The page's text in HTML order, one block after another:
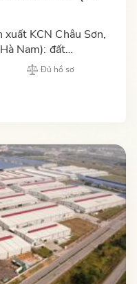
KCN Châu Sơn,
Nam): đất
2024–2025, sổ
Đủ hồ sơ